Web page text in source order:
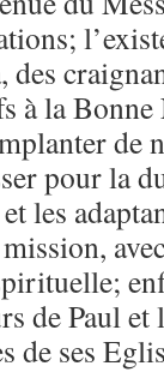
des
à la
de
pour la
les
de Paul
de ses